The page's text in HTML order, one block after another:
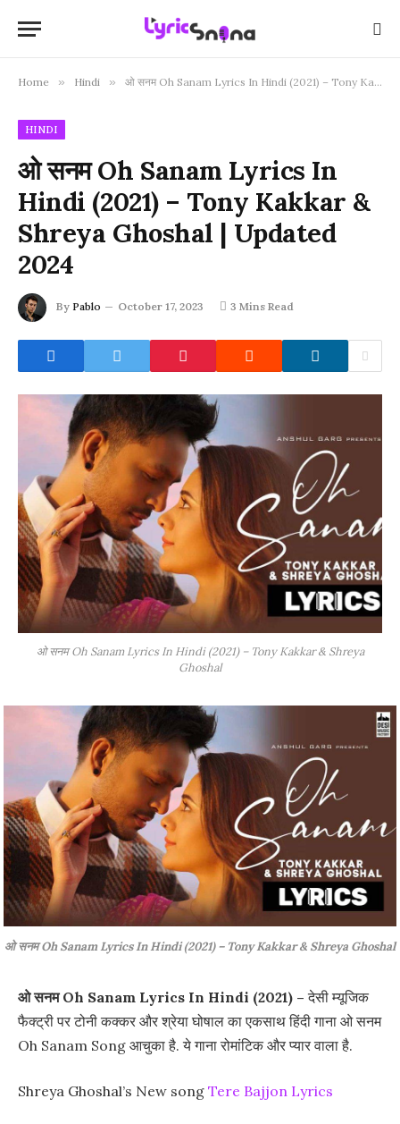
Home » Hindi » ओ सनम Oh Sanam Lyrics In Hindi (2021) – Tony Kakkar & Shreya Ghoshal | Updated 2024
HINDI
ओ सनम Oh Sanam Lyrics In
Hindi (2021) – Tony Kakkar &
Shreya Ghoshal | Updated
2024
By Pablo October 17, 2023 3 Mins Read
ओ सनम Oh Sanam Lyrics In Hindi (2021) – Tony Kakkar & Shreya
Ghoshal
ओ सनम Oh Sanam Lyrics In Hindi (2021) – Tony Kakkar & Shreya Ghoshal
ओ सनम Oh Sanam Lyrics In Hindi (2021) – देसी म्यूजिक
फैक्ट्री पर टोनी कक्कर और श्रेया घोषाल का एकसाथ हिंदी गाना ओ सनम
Oh Sanam Song आचुका है. ये गाना रोमांटिक और प्यार वाला है.
Shreya Ghoshal’s New song Tere Bajjon Lyrics